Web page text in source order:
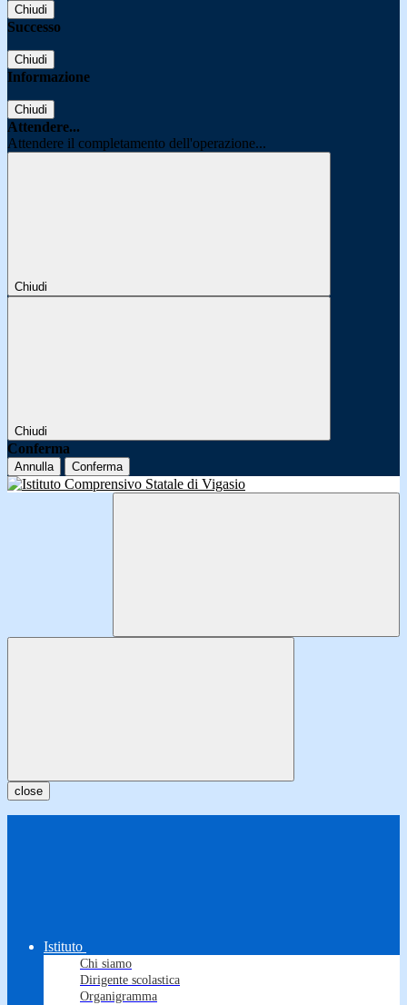
Chiudi
Successo
Chiudi
Informazione
Chiudi
Attendere...
Attendere il completamento dell'operazione...
Chiudi
Chiudi
Conferma
Annulla Conferma
close
Istituto
Chi siamo
Dirigente scolastica
Organigramma